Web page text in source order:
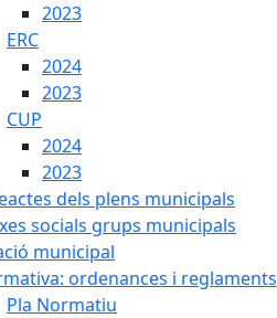
2023
ERC
2024
2023
CUP
2024
2023
dels plens municipals
socials grups municipals
municipal
ordenances i reglaments
Pla Normatiu